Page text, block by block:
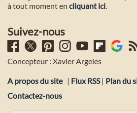
à tout moment en cliquant ici.
Suivez-nous
Concepteur : Xavier Argeles
A propos du site | Flux RSS| Plan du
Contactez-nous